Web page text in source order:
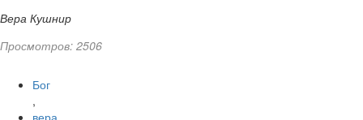
Вера Кушнир
Просмотров: 2506
Бог
,